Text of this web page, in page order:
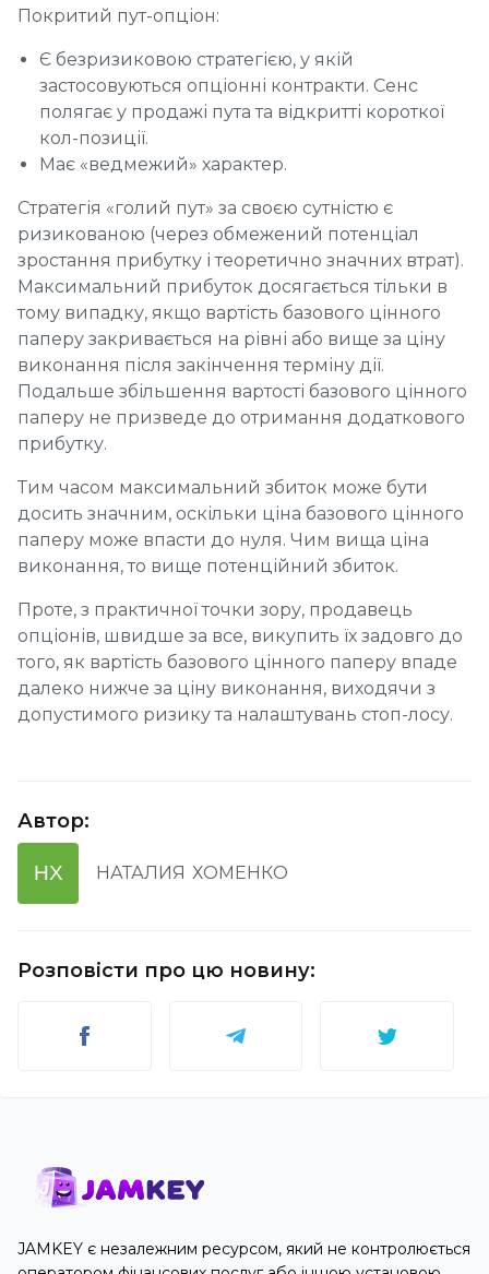
Покритий пут-опціон:
Є безризиковою стратегією, у якій
застосовуються опціонні контракти. Сенс
полягає у продажі пута та відкритті короткої
кол-позиції.
Має «ведмежий» характер.
Стратегія «голий пут» за своєю сутністю є
ризикованою (через обмежений потенціал
зростання прибутку і теоретично значних втрат).
Максимальний прибуток досягається тільки в
тому випадку, якщо вартість базового цінного
паперу закривається на рівні або вище за ціну
виконання після закінчення терміну дії.
Подальше збільшення вартості базового цінного
паперу не призведе до отримання додаткового
прибутку.
Тим часом максимальний збиток може бути
досить значним, оскільки ціна базового цінного
паперу може впасти до нуля. Чим вища ціна
виконання, то вище потенційний збиток.
Проте, з практичної точки зору, продавець
опціонів, швидше за все, викупить їх задовго до
того, як вартість базового цінного паперу впаде
далеко нижче за ціну виконання, виходячи з
допустимого ризику та налаштувань стоп-лосу.
Автор:
НХ НАТАЛИЯ ХОМЕНКО
Розповісти про цю новину:
JAMKEY є незалежним ресурсом, який не контролюється